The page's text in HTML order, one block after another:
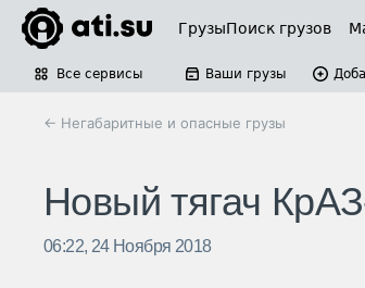
ГрузыПоиск грузов
Все сервисы Ваши грузы
← Негабаритные и опасные грузы
Новый тягач
06:22, 24 Ноября 2018